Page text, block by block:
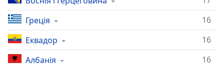
Греція
16
Еквадор
16
Албанія
16